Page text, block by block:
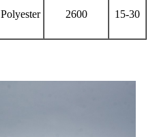
Polyester 2600 15-30